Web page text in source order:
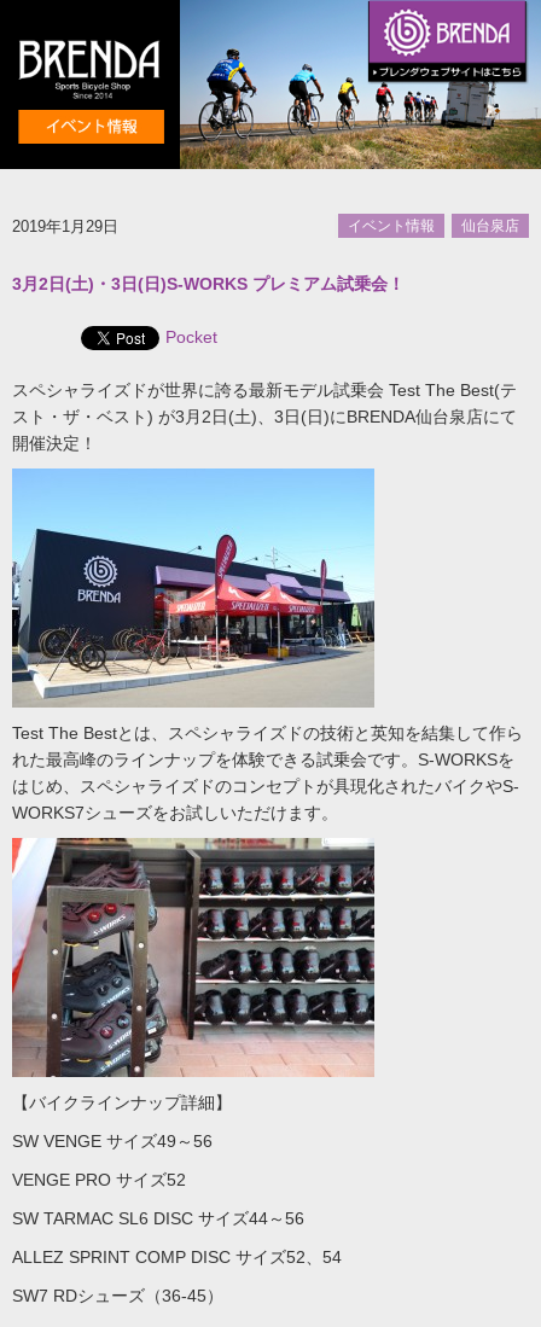
2019年1月29日 イベント情報 仙台泉店
3月2日(土)・3日(日)S-WORKS プレミアム試乗会！
Pocket
スペシャライズドが世界に誇る最新モデル試乗会 Test The Best(テ
スト・ザ・ベスト) が3月2日(土)、3日(日)にBRENDA仙台泉店にて
開催決定！
Test The Bestとは、スペシャライズドの技術と英知を結集して作ら
れた最高峰のラインナップを体験できる試乗会です。S-WORKSを
はじめ、スペシャライズドのコンセプトが具現化されたバイクやS-
WORKS7シューズをお試しいただけます。
【バイクラインナップ詳細】
SW VENGE サイズ49～56
VENGE PRO サイズ52
SW TARMAC SL6 DISC サイズ44～56
ALLEZ SPRINT COMP DISC サイズ52、54
SW7 RDシューズ（36-45）